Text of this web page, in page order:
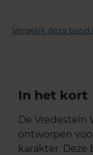
Vergelijk deze
In het kort
De Vredestein
ontworpen
karakter.